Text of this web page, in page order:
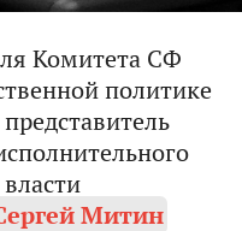
Комитета СФ
политике
Митин